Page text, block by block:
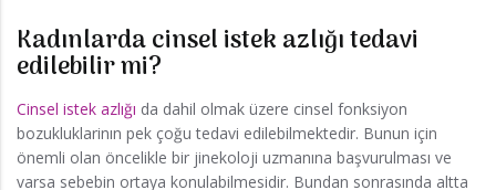
Kadınlarda cinsel istek azlığı tedavi
edilebilir mi?
Cinsel istek azlığı da dahil olmak üzere cinsel fonksiyon
bozukluklarinın pek çoğu tedavi edilebilmektedir. Bunun için
önemli olan öncelikle bir jinekoloji uzmanına başvurulması ve
varsa sebebin ortaya konulabilmesidir. Bundan sonrasında altta